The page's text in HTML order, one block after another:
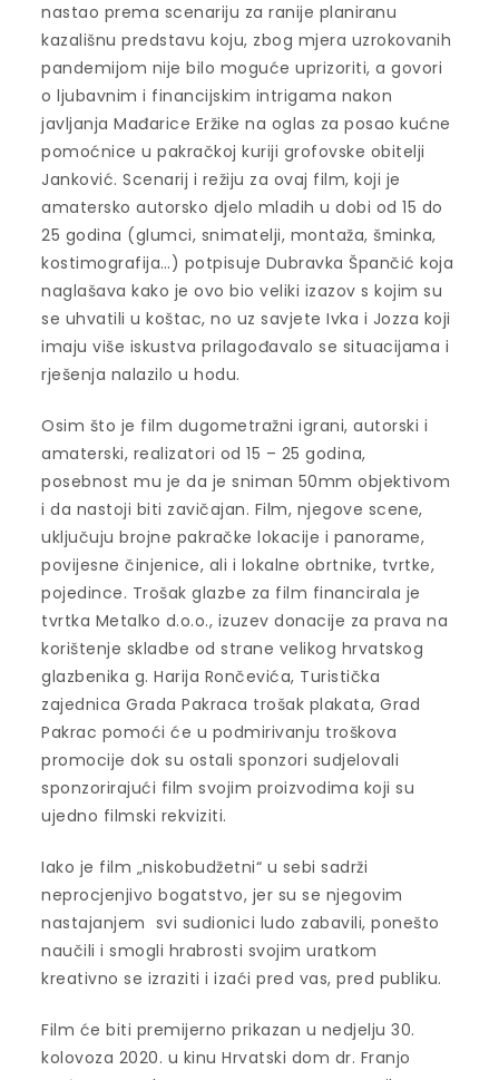
nastao prema scenariju za ranije planiranu
kazališnu predstavu koju, zbog mjera uzrokovanih
pandemijom nije bilo moguće uprizoriti, a govori
o ljubavnim i financijskim intrigama nakon
javljanja Mađarice Eržike na oglas za posao kućne
pomoćnice u pakračkoj kuriji grofovske obitelji
Janković. Scenarij i režiju za ovaj film, koji je
amatersko autorsko djelo mladih u dobi od 15 do
25 godina (glumci, snimatelji, montaža, šminka,
kostimografija…) potpisuje Dubravka Špančić koja
naglašava kako je ovo bio veliki izazov s kojim su
se uhvatili u koštac, no uz savjete Ivka i Jozza koji
imaju više iskustva prilagođavalo se situacijama i
rješenja nalazilo u hodu.
Osim što je film dugometražni igrani, autorski i
amaterski, realizatori od 15 – 25 godina,
posebnost mu je da je sniman 50mm objektivom
i da nastoji biti zavičajan. Film, njegove scene,
uključuju brojne pakračke lokacije i panorame,
povijesne činjenice, ali i lokalne obrtnike, tvrtke,
pojedince. Trošak glazbe za film financirala je
tvrtka Metalko d.o.o., izuzev donacije za prava na
korištenje skladbe od strane velikog hrvatskog
glazbenika g. Harija Rončevića, Turistička
zajednica Grada Pakraca trošak plakata, Grad
Pakrac pomoći će u podmirivanju troškova
promocije dok su ostali sponzori sudjelovali
sponzorirajući film svojim proizvodima koji su
ujedno filmski rekviziti.
Iako je film „niskobudžetni“ u sebi sadrži
neprocjenjivo bogatstvo, jer su se njegovim
nastajanjem svi sudionici ludo zabavili, ponešto
naučili i smogli hrabrosti svojim uratkom
kreativno se izraziti i izaći pred vas, pred publiku.
Film će biti premijerno prikazan u nedjelju 30.
kolovoza 2020. u kinu Hrvatski dom dr. Franjo